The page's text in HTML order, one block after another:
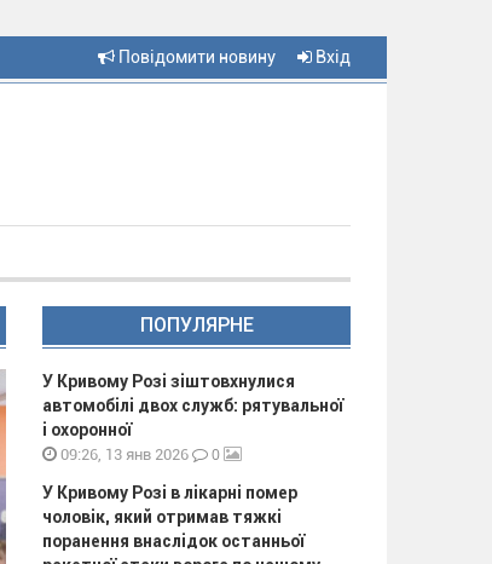
Повідомити новину Вхід
ПОПУЛЯРНЕ
У Кривому Розі зіштовхнулися
автомобілі двох служб: рятувальної
і охоронної
09:26, 13 янв 2026 0
У Кривому Розі в лікарні помер
чоловік, який отримав тяжкі
поранення внаслідок останньої